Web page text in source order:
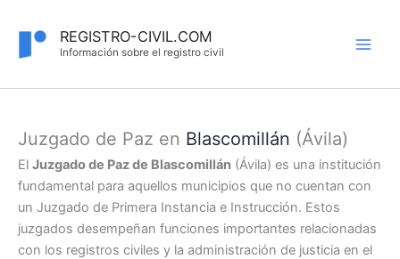
contenido
REGISTRO-CIVIL.COM
Información sobre el registro civil
Juzgado de Paz en Blascomillán (Ávila)
El Juzgado de Paz de Blascomillán (Ávila) es una institución
fundamental para aquellos municipios que no cuentan con
un Juzgado de Primera Instancia e Instrucción. Estos
juzgados desempeñan funciones importantes relacionadas
con los registros civiles y la administración de justicia en el